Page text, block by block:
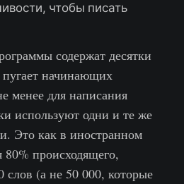
чтобы писать
содержат десятки
пугает начинающих
менее для написания
используют одни и те же
Это как в иностранном
происходящего,
слов (а не 50 000, которые